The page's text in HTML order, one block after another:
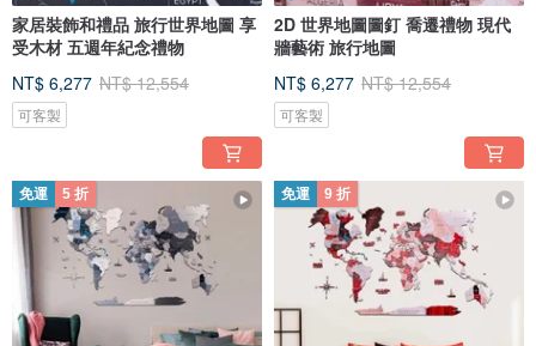
家居裝飾和禮品 旅行世界地圖 享
受木材 五週年紀念禮物
NT$ 6,277 NT$ 12,554
可客製
2D 世界地圖圖釘 喬遷禮物 現代
牆藝術 旅行地圖
NT$ 6,277 NT$ 12,554
可客製
免運 5 折 免運 9 折